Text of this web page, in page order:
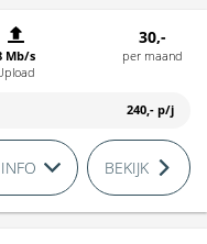
Mb/s
30,-
per maand
240,- p/j
BEKIJK